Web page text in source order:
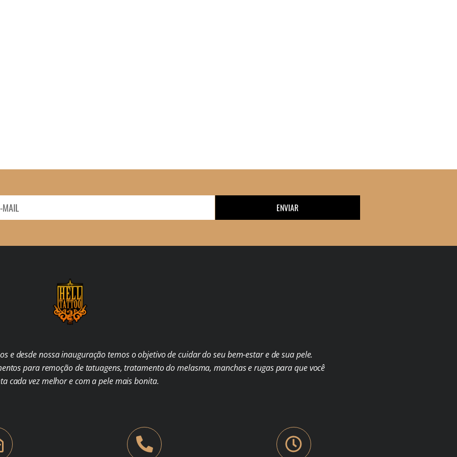
ENVIAR
e desde nossa inauguração temos o objetivo de cuidar do seu bem-estar e de sua pele.
para remoção de tatuagens, tratamento do melasma, manchas e rugas para que você
cada vez melhor e com a pele mais bonita.